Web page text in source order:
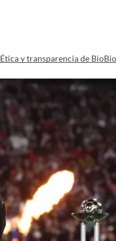
Ética y transparencia de